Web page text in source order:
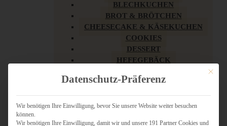
BLECHKUCHEN
BROT & BRÖTCHEN
CHEESECAKE & KÄSEKUCHEN
COOKIES
DESSERT
HEFEGEBÄCK
KUCHEN
LOW CARB & GESÜNDER
MY AMERICAN BAKERY
Mit
Datenschutz-Präferenz
Wir benötigen Ihre Einwilligung, bevor Sie unsere Website weiter besuchen
können.
Wir benötigen Ihre Einwilligung, damit wir und unsere 191 Partner Cookies und